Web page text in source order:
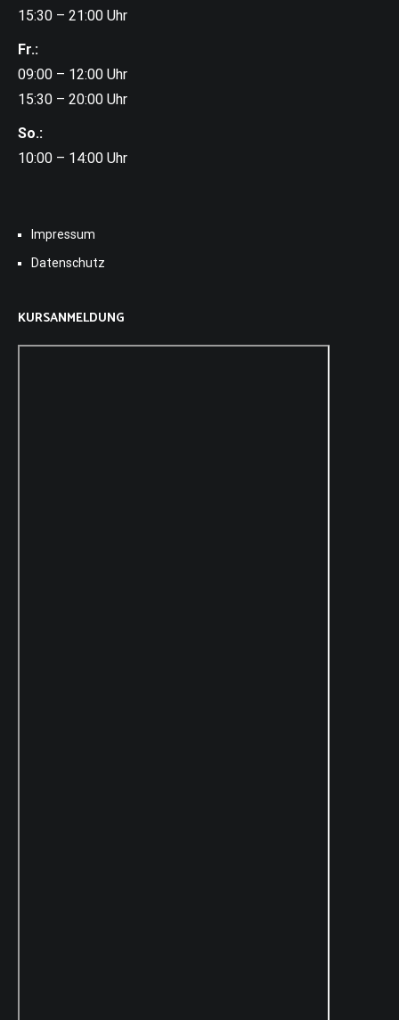
15:30 – 21:00 Uhr
Fr.:
09:00 – 12:00 Uhr
15:30 – 20:00 Uhr
So.:
10:00 – 14:00 Uhr
Impressum
Datenschutz
KURSANMELDUNG